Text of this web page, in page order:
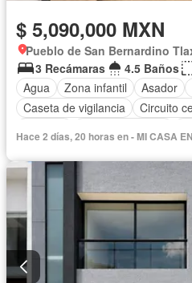
$ 5,090,000 MXN
3 Recámaras
4.5 Baños
Agua
Zona infantil Asador
Caseta de vigilancia
Circuito
Estacionamiento
Gas natural
Jardín
Recámara con closet
Seguridad
Televisión por cable
Vista panorámica
Wifi
Hace 2 días, 20 horas en - MI CASA